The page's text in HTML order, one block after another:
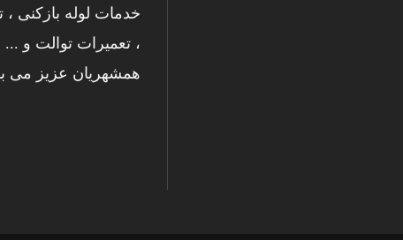
خدمات لوله بازکنی ،
، تعمیرات توالت و ...
همشهریان عزیز می